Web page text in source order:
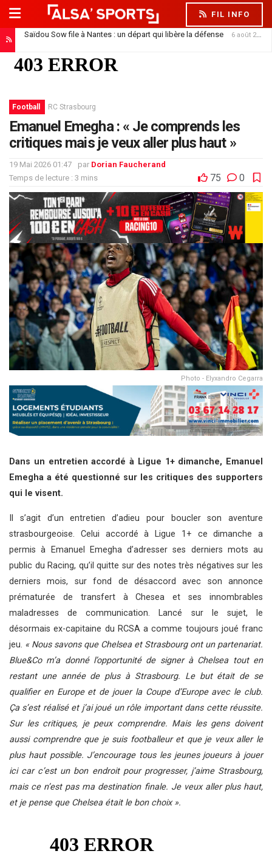
FIL INFO
Saïdou Sow file à Nantes : un départ qui libère la défense 6 août 2026
Football RC Strasbourg
Emanuel Emegha : « Je comprends les
critiques mais je veux aller plus haut »
19 Mai 2026 01:47 par Dorian Faucherand
Temps de lecture : 3 mins
75 0
Photo - Elyxandro Cegarra
Dans un entretien accordé à Ligue 1+ dimanche, Emanuel
Emegha a été questionné sur les critiques des supporters
qui le visent.
Il s’agit d’un entretien d’adieu pour boucler son aventure
strasbourgeoise. Celui accordé à Ligue 1+ ce dimanche a
permis à Emanuel Emegha d’adresser ses derniers mots au
public du Racing, qu’il quitte sur des notes très négatives sur les
derniers mois, sur fond de désaccord avec son annonce
prématurée de transfert à Chesea et ses innombrables
maladresses de communication. Lancé sur le sujet, le
désormais ex-capitaine du RCSA a comme toujours joué franc
jeu. « Nous savons que Chelsea et Strasbourg ont un partenariat.
Blue&Co m’a donné l’opportunité de signer à Chelsea tout en
restant une année de plus à Strasbourg. Le but était de se
qualifier en Europe et de jouer la Coupe d’Europe avec le club.
Ça s’est réalisé et j’ai joué un rôle important dans cette réussite.
Sur les critiques, je peux comprendre. Mais les gens doivent
aussi comprendre que je suis footballeur et que je veux aller le
plus haut possible. J’encourage tous les jeunes joueurs à jouer
ici car c’est un bon endroit pour progresser, j’aime Strasbourg,
mais ce n’est pas ma destination finale. Je veux aller plus haut,
et je pense que Chelsea était le bon choix ».